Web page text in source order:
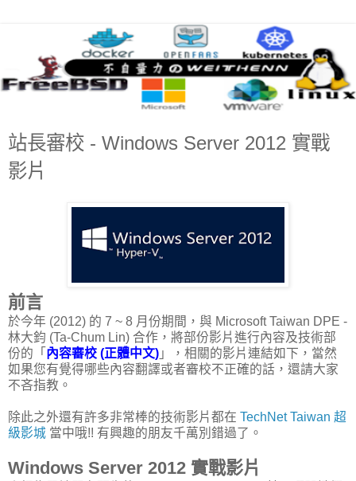
站長審校 - Windows Server 2012 實戰
影片
前言
於今年 (2012) 的 7 ~ 8 月份期間，與 Microsoft Taiwan DPE -
林大鈞 (Ta-Chum Lin) 合作，將部份影片進行內容及技術部
份的「 內容審校 (正體中文) 」，相關的影片連結如下，當然
如果您有覺得哪些內容翻譯或者審校不正確的話，還請大家
不吝指教。
除此之外還有許多非常棒的技術影片都在 TechNet Taiwan 超
級影城 當中哦!! 有興趣的朋友千萬別錯過了。
Windows Server 2012 實戰影片